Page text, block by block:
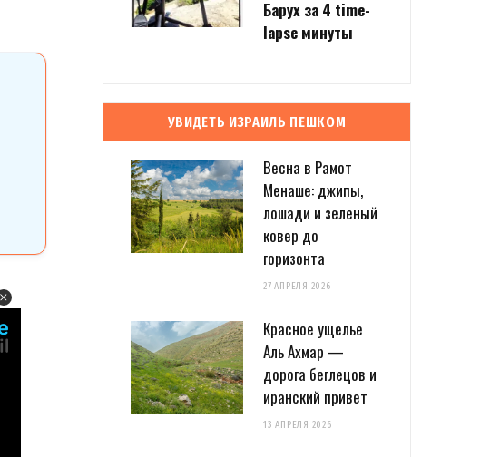
Барух за 4 time-
lapse минуты
УВИДЕТЬ ИЗРАИЛЬ ПЕШКОМ
Весна в Рамот
Менаше: джипы,
лошади и зеленый
ковер до
горизонта
27 АПРЕЛЯ 2026
Красное ущелье
Аль Ахмар —
дорога беглецов и
иранский привет
13 АПРЕЛЯ 2026